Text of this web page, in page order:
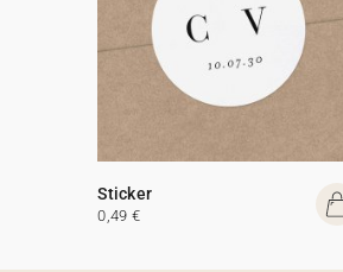
Sticker
0,49 €